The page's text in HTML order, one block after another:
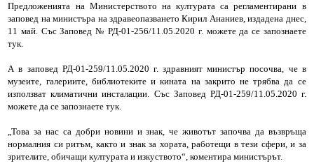
Предложенията на Министерството на културата са регламентирани в
заповед на министъра на здравеопазването Кирил Ананиев, издадена днес,
11 май. Със Заповед № РД-01-256/11.05.2020 г. можете да се запознаете
тук.
А в заповед РД-01-259/11.05.2020 г. здравният министър посочва, че в
музеите, галериите, библиотеките и кината на закрито не трябва да се
използват климатични инсталации. Със Заповед РД-01-259/11.05.2020 г.
можете да се запознаете тук.
„Това за нас са добри новини и знак, че животът започва да възвръща
нормалния си ритъм, както и знак за хората, работещи в тези сфери, и за
зрителите, обичащи културата и изкуството“, коментира министърът.